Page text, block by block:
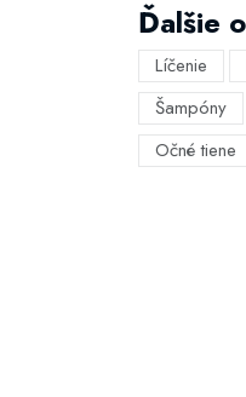
Ďalšie
Líčenie
Šampóny
Očné tiene